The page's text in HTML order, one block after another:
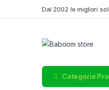
Dal 2002 le migliori
Categorie